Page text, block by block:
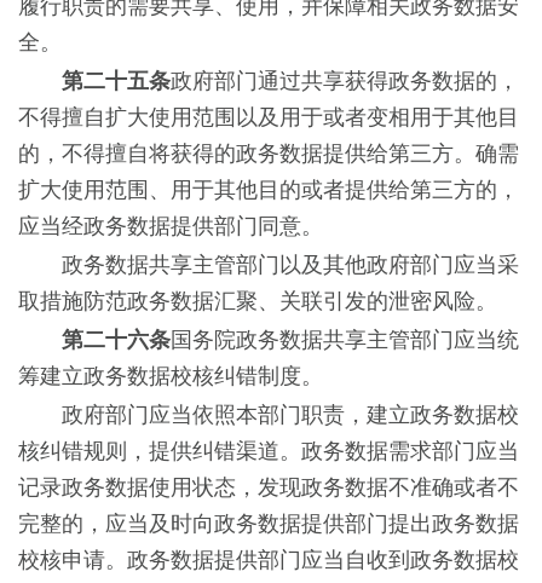
履行职责的需要共享、使用，并保障相关政务数据安
全。
第二十五条政府部门通过共享获得政务数据的，
不得擅自扩大使用范围以及用于或者变相用于其他目
的，不得擅自将获得的政务数据提供给第三方。确需
扩大使用范围、用于其他目的或者提供给第三方的，
应当经政务数据提供部门同意。
政务数据共享主管部门以及其他政府部门应当采
取措施防范政务数据汇聚、关联引发的泄密风险。
第二十六条国务院政务数据共享主管部门应当统
筹建立政务数据校核纠错制度。
政府部门应当依照本部门职责，建立政务数据校
核纠错规则，提供纠错渠道。政务数据需求部门应当
记录政务数据使用状态，发现政务数据不准确或者不
完整的，应当及时向政务数据提供部门提出政务数据
校核申请。政务数据提供部门应当自收到政务数据校